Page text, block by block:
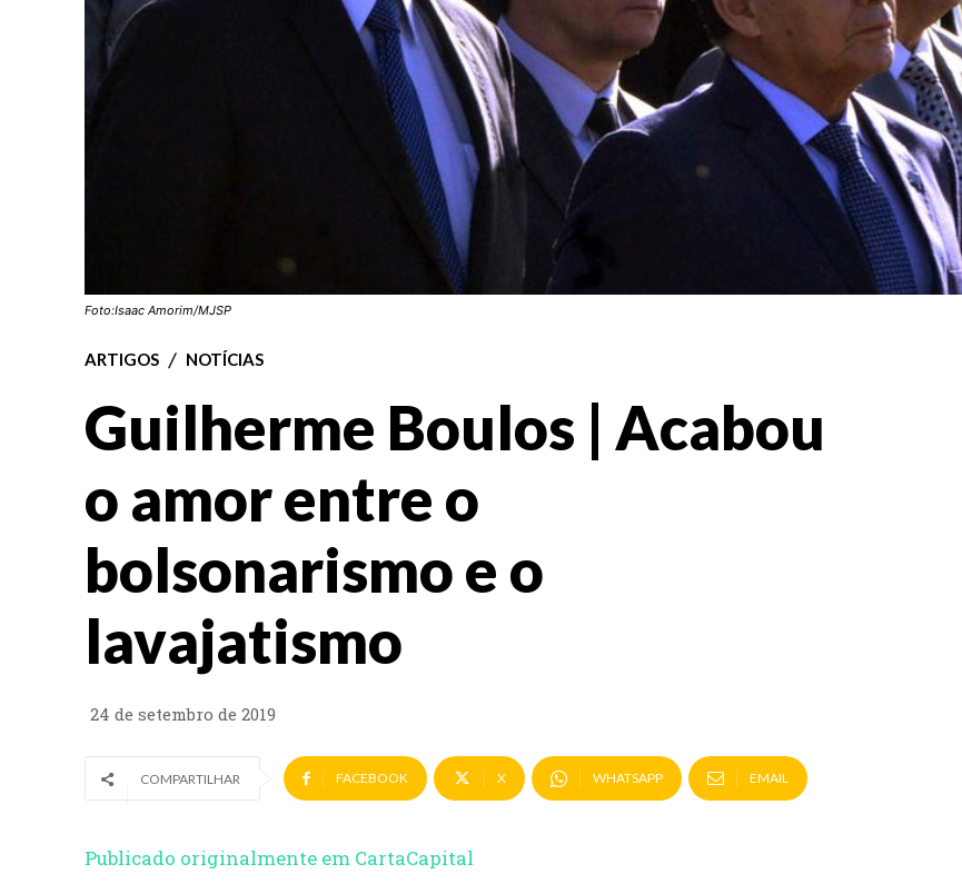
Foto:Isaac Amorim/MJSP
ARTIGOS NOTÍCIAS
Guilherme Boulos | Acabou
o amor entre o
bolsonarismo e o
lavajatismo
24 de setembro de 2019
COMPARTILHAR FACEBOOK X WHATSAPP EMAIL
Publicado originalmente em CartaCapital